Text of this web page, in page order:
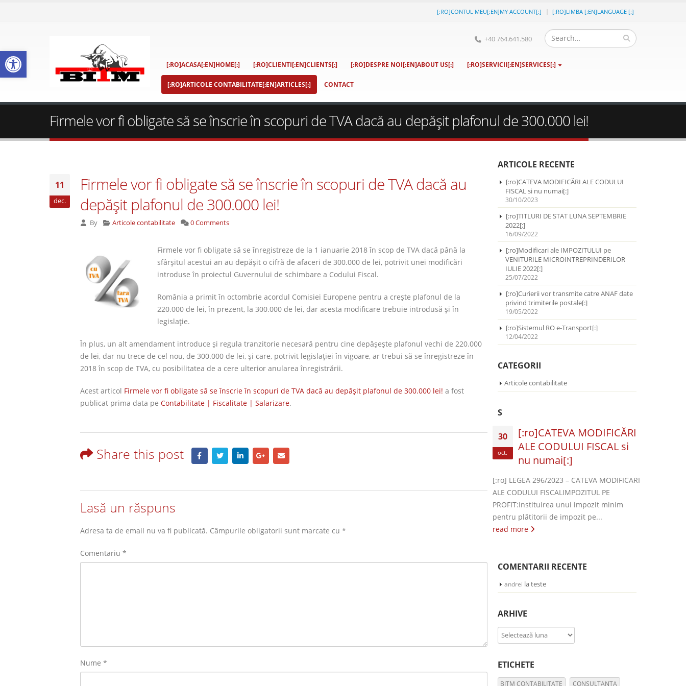
[:RO]CONTUL MEU[:EN]MY ACCOUNT[:] [:RO]LIMBA [:EN]LANGUAGE [:]
+40 764.641.580
[:RO]ACASA[:EN]HOME[:] [:RO]CLIENTI[:EN]CLIENTS[:] [:RO]DESPRE NOI[:EN]ABOUT US[:] [:RO]SERVICII[:EN]SERVICES[:]
[:RO]ARTICOLE CONTABILITATE[:EN]ARTICLES[:] CONTACT
Firmele vor fi obligate să se înscrie în scopuri de TVA dacă au depăşit plafonul de 300.000 lei!
11
dec.
Firmele vor fi obligate să se înscrie în scopuri de TVA dacă au
depăşit plafonul de 300.000 lei!
By Articole contabilitate 0 Comments
Firmele vor fi obligate să se înregistreze de la 1 ianuarie 2018 în scop de TVA dacă până la
sfârșitul acestui an au depășit o cifră de afaceri de 300.000 de lei, potrivit unei modificări
introduse în proiectul Guvernului de schimbare a Codului Fiscal.
România a primit în octombrie acordul Comisiei Europene pentru a crește plafonul de la
220.000 de lei, în prezent, la 300.000 de lei, dar acesta modificare trebuie introdusă și în
legislație.
În plus, un alt amendament introduce și regula tranzitorie necesară pentru cine depășește plafonul vechi de 220.000
de lei, dar nu trece de cel nou, de 300.000 de lei, și care, potrivit legislației în vigoare, ar trebui să se înregistreze în
2018 în scop de TVA, cu posibilitatea de a cere ulterior anularea înregistrării.
Acest articol Firmele vor fi obligate să se înscrie în scopuri de TVA dacă au depăşit plafonul de 300.000 lei! a fost
publicat prima data pe Contabilitate | Fiscalitate | Salarizare.
Share this post
Lasă un răspuns
Adresa ta de email nu va fi publicată. Câmpurile obligatorii sunt marcate cu *
Comentariu *
Nume *
ARTICOLE RECENTE
[:ro]CATEVA MODIFICĂRI ALE CODULUI
FISCAL si nu numai[:]
30/10/2023
[:ro]TITLURI DE STAT LUNA SEPTEMBRIE
2022[:]
16/09/2022
[:ro]Modificari ale IMPOZITULUI pe
VENITURILE MICROINTREPRINDERILOR
IULIE 2022[:]
25/07/2022
[:ro]Curierii vor transmite catre ANAF date
privind trimiterile postale[:]
19/05/2022
[:ro]Sistemul RO e-Transport[:]
12/04/2022
CATEGORII
Articole contabilitate
S
30
oct.
[:ro]CATEVA MODIFICĂRI
ALE CODULUI FISCAL si
nu numai[:]
[:ro] LEGEA 296/2023 – CATEVA MODIFICARI
ALE CODULUI FISCALIMPOZITUL PE
PROFIT:Instituirea unui impozit minim
pentru plătitorii de impozit pe...
read more
COMENTARII RECENTE
andrei lateste
ARHIVE
Arhive
ETICHETE
BITM CONTABILITATE CONSULTANTA
Deschide bara de unelte